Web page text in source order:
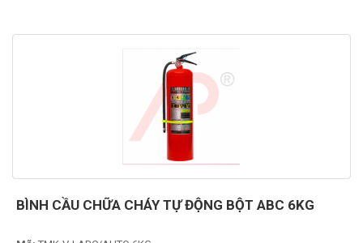
BÌNH CẦU CHỮA CHÁY TỰ ĐỘNG BỘT ABC 6KG